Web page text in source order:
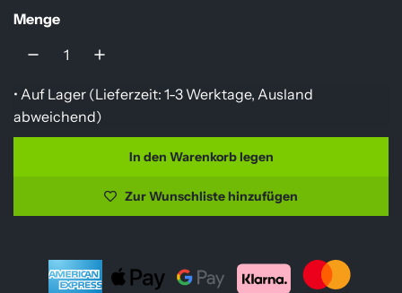
g
ä
r
Menge
• Auf Lager (Lieferzeit: 1-3 Werktage, Ausland
abweichend)
In den Warenkorb legen
L
d
.
Zur Wunschliste hinzufügen